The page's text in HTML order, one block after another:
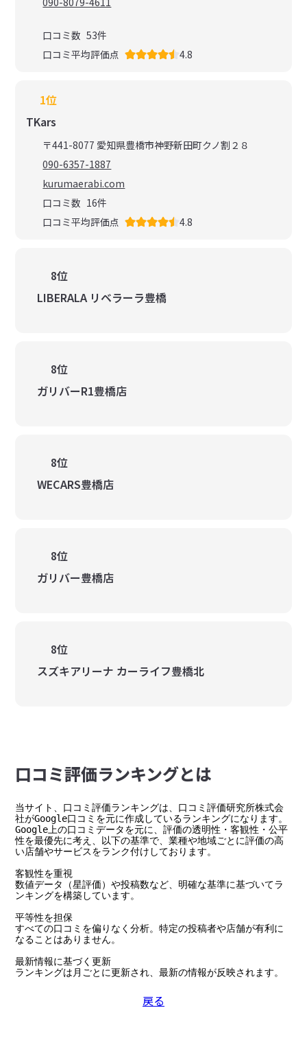
口コミ数 53件
口コミ平均評価点
4.8
1位
TKars
〒441-8077 愛知県豊橋市神野新田町クノ割２８
090-6357-1887
kurumaerabi.com
口コミ数 16件
口コミ平均評価点
4.8
8位
LIBERALA リベラーラ豊橋
8位
ガリバーR1豊橋店
8位
WECARS豊橋店
8位
ガリバー豊橋店
8位
スズキアリーナ カーライフ豊橋北
⼝コミ評価ランキングとは
当サイト、口コミ評価ランキングは、口コミ評価研究所株式会
社がGoogle口コミを元に作成しているランキングになります。
Google上の口コミデータを元に、評価の透明性・客観性・公平
性を最優先に考え、以下の基準で、業種や地域ごとに評価の高
い店舗やサービスをランク付けしております。
客観性を重視
数値データ（星評価）や投稿数など、明確な基準に基づいてラ
ンキングを構築しています。
平等性を担保
すべての口コミを偏りなく分析。特定の投稿者や店舗が有利に
なることはありません。
最新情報に基づく更新
ランキングは月ごとに更新され、最新の情報が反映されます。
戻る